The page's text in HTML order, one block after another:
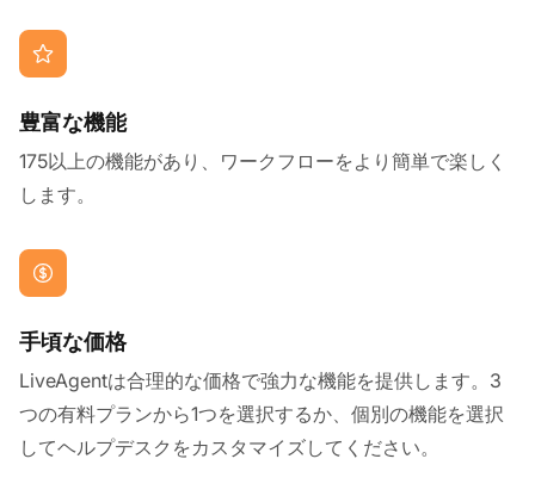
豊富な機能
175以上の機能があり、ワークフローをより簡単で楽しく
します。
手頃な価格
LiveAgentは合理的な価格で強力な機能を提供します。3
つの有料プランから1つを選択するか、個別の機能を選択
してヘルプデスクをカスタマイズしてください。